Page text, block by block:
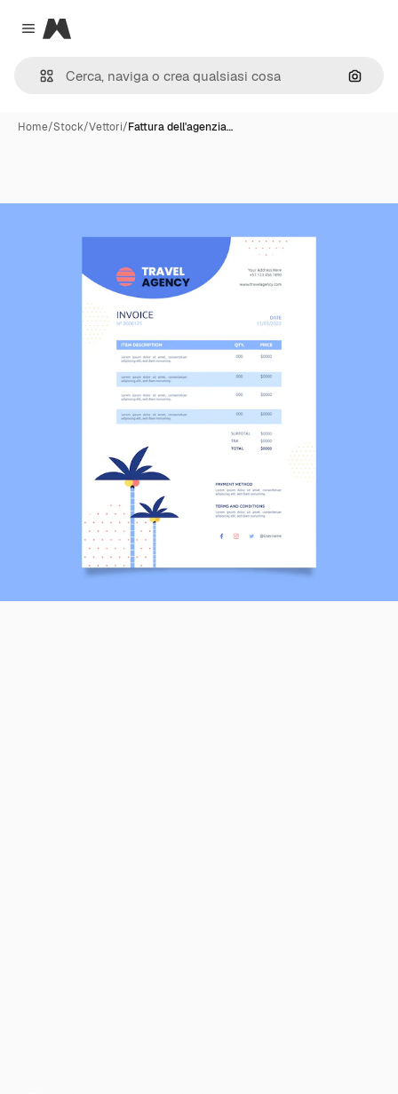
Close menu
Magnific
Cerca
Home/Stock/Vettori/Fattura dell'agenzia…